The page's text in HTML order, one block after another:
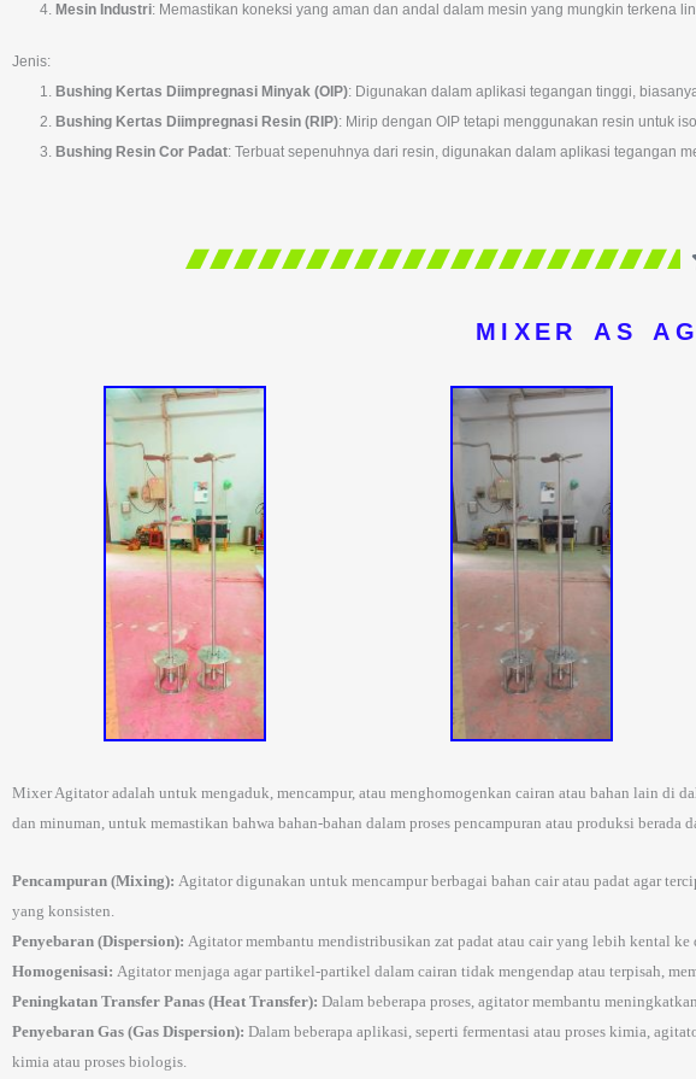
Mesin Industri: Memastikan koneksi yang aman dan andal dalam mesin yang mungkin terkena
Jenis:
Bushing Kertas Diimpregnasi Minyak (OIP): Digunakan dalam aplikasi tegangan tinggi,
Bushing Kertas Diimpregnasi Resin (RIP): Mirip dengan OIP tetapi menggunakan resin untuk
Bushing Resin Cor Padat: Terbuat sepenuhnya dari resin, digunakan dalam aplikasi tegangan
MIXER AS
Mixer Agitator adalah untuk mengaduk, mencampur, atau menghomogenkan cairan atau bahan lain di
dan minuman, untuk memastikan bahwa bahan-bahan dalam proses pencampuran atau produksi
Pencampuran (Mixing): Agitator digunakan untuk mencampur berbagai bahan cair atau padat agar
yang konsisten.
Penyebaran (Dispersion): Agitator membantu mendistribusikan zat padat atau cair yang lebih kental
Homogenisasi: Agitator menjaga agar partikel-partikel dalam cairan tidak mengendap atau terpisah,
Peningkatan Transfer Panas (Heat Transfer): Dalam beberapa proses, agitator membantu
Penyebaran Gas (Gas Dispersion): Dalam beberapa aplikasi, seperti fermentasi atau proses kimia,
kimia atau proses biologis.